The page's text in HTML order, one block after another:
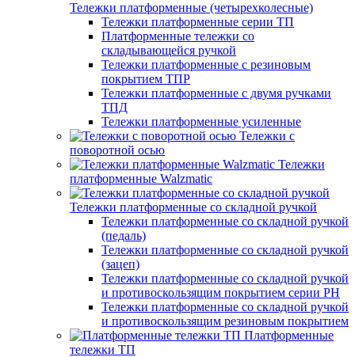
Тележки платформенные (четырехколесные)
Тележки платформенные серии ТП
Платформенные тележки со
складывающейся ручкой
Тележки платформенные с резиновым
покрытием ТПР
Тележки платформенные с двумя ручками
ТПД
Тележки платформенные усиленные
Тележки с
поворотной осью
Тележки
платформенные Walzmatic
Тележки платформенные со складной ручкой
Тележки платформенные со складной ручкой
(педаль)
Тележки платформенные со складной ручкой
(зацеп)
Тележки платформенные со складной ручкой
и противоскользящим покрытием серии PH
Тележки платформенные со складной ручкой
и противоскользящим резиновым покрытием
Платформенные
тележки ТП